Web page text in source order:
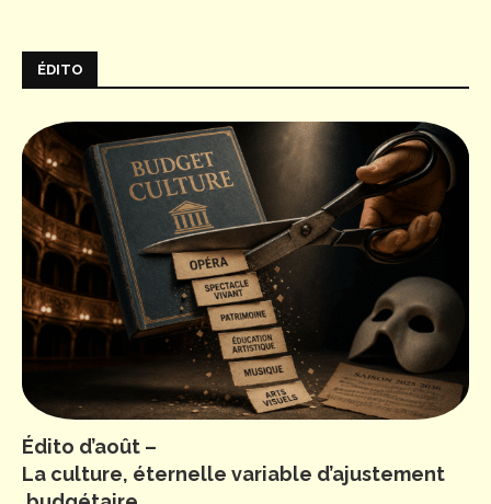
ÉDITO
Édito d’août –
La culture, éternelle variable d’ajustement